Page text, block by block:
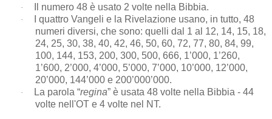
· Il numero 48 è usato 2 volte nella Bibbia.
·
I quattro Vangeli e la Rivelazione usano, in tutto, 48
numeri diversi, che sono: quelli dal 1 al 12, 14, 15, 18,
24, 25, 30, 38, 40, 42, 46, 50, 60, 72, 77, 80, 84, 99,
100, 144, 153, 200, 300, 500, 666, 1’000, 1’260,
1’600, 2’000, 4’000, 5’000, 7’000, 10’000, 12’000,
20’000, 144’000 e 200’000’000.
· La parola “regina” è usata 48 volte nella Bibbia - 44
volte nell'OT e 4 volte nel NT.